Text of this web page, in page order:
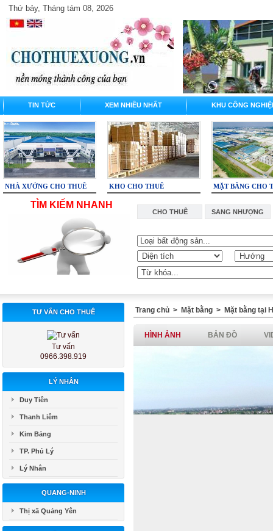
Thứ bảy, Tháng tám 08, 2026
TIN TỨC XEM NHIỀU NHẤT KHU CÔNG
NHÀ XƯỞNG CHO THUÊ KHO CHO THUÊ MẶT BẰNG CHO
TÌM KIẾM NHANH
CHO THUÊ SANG NHƯỢNG
TƯ VẤN CHO THUÊ
Tư vấn
0966.398.919
LÝ NHÂN
Duy Tiên
Thanh Liêm
Kim Bảng
TP. Phủ Lý
Lý Nhân
QUANG-NINH
Thị xã Quảng Yên
Trang chủ > Mặt bằng > Mặt bằng tại
HÌNH ẢNH BẢN ĐỒ